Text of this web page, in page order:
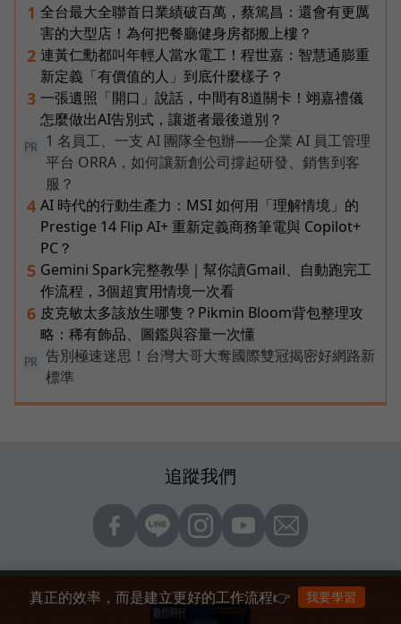
1 全台最大全聯首日業績破百萬，蔡篤昌：還會有更厲
害的大型店！為何把餐廳健身房都搬上樓？
2 連黃仁勳都叫年輕人當水電工！程世嘉：智慧通膨重
新定義「有價值的人」到底什麼樣子？
3 一張遺照「開口」說話，中間有8道關卡！翊嘉禮儀
怎麼做出AI告別式，讓逝者最後道別？
PR
1 名員工、一支 AI 團隊全包辦——企業 AI 員工管理
平台 ORRA，如何讓新創公司撐起研發、銷售到客
服？
4 AI 時代的行動生產力：MSI 如何用「理解情境」的
Prestige 14 Flip AI+ 重新定義商務筆電與 Copilot+
PC？
5 Gemini Spark完整教學｜幫你讀Gmail、自動跑完工
作流程，3個超實用情境一次看
6 皮克敏太多該放生哪隻？Pikmin Bloom背包整理攻
略：稀有飾品、圖鑑與容量一次懂
PR
告別極速迷思！台灣大哥大奪國際雙冠揭密好網路新
標準
追蹤我們
真正的效率，而是建立更好的工作流程👉 我要學習